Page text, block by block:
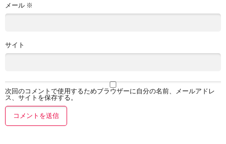
メール ※
サイト
次回のコメントで使用するためブラウザーに自分の名前、メールアドレ
ス、サイトを保存する。